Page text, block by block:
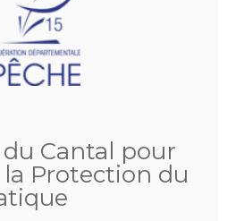
Cantal pour
la Protection du